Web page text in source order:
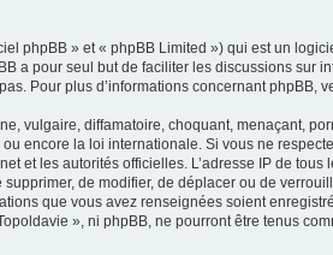
phpBB » et « phpBB Limited ») qui est un
a pour seul but de faciliter les discussions sur
Pour plus d’informations concernant phpBB,
vulgaire, diffamatoire, choquant, menaçant,
encore la loi internationale. Si vous ne
et les autorités officielles. L’adresse IP de
de modifier, de déplacer ou de
que vous avez renseignées soient
», ni phpBB, ne pourront être tenus